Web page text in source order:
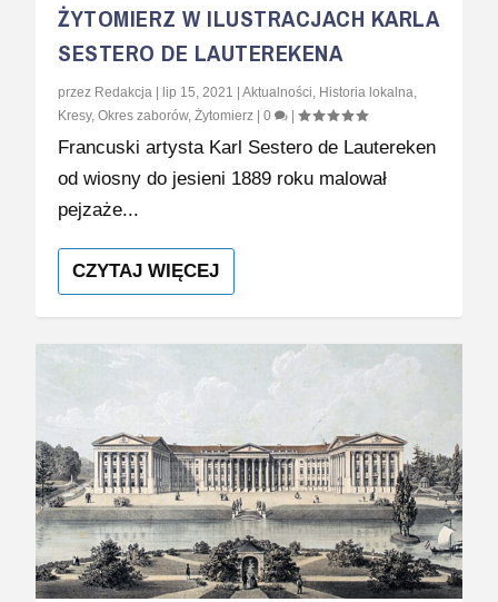
ŻYTOMIERZ W ILUSTRACJACH KARLA
SESTERO DE LAUTEREKENA
przez Redakcja |lip 15, 2021 |Aktualności Historia lokalna
Kresy,Okres zaborów,Żytomierz |0 |
Francuski artysta Karl Sestero de Lautereken
od wiosny do jesieni 1889 roku malował
pejzaże...
CZYTAJ WIĘCEJ